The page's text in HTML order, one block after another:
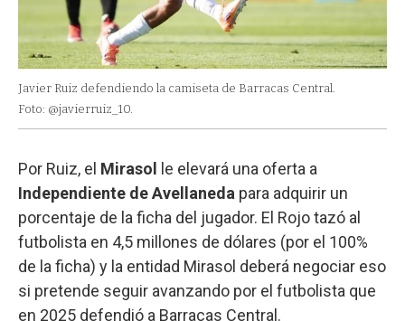
Javier Ruiz defendiendo la camiseta de Barracas Central.
Foto: @javierruiz_10.
Por Ruiz, el Mirasol
le elevará una oferta a
Independiente de Avellaneda para adquirir un
porcentaje de la ficha del jugador. El Rojo tazó al
futbolista en 4,5 millones de dólares (por el 100%
de la ficha) y la entidad Mirasol deberá negociar eso
si pretende seguir avanzando por el futbolista que
en 2025 defendió a Barracas Central.